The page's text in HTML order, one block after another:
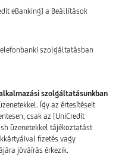
eBanking] a Beállítások
szolgáltatásban
szolgáltatásunkban
Így az értesítéseit
csak az [UniCredit
üzenetekkel tájékoztatást
fizetés vagy
jóváírás érkezik.